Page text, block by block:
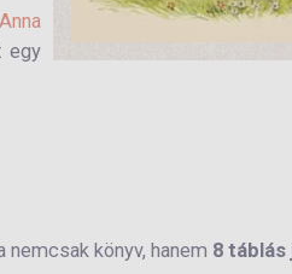
egy
nemcsak könyv, hanem 8 táblás